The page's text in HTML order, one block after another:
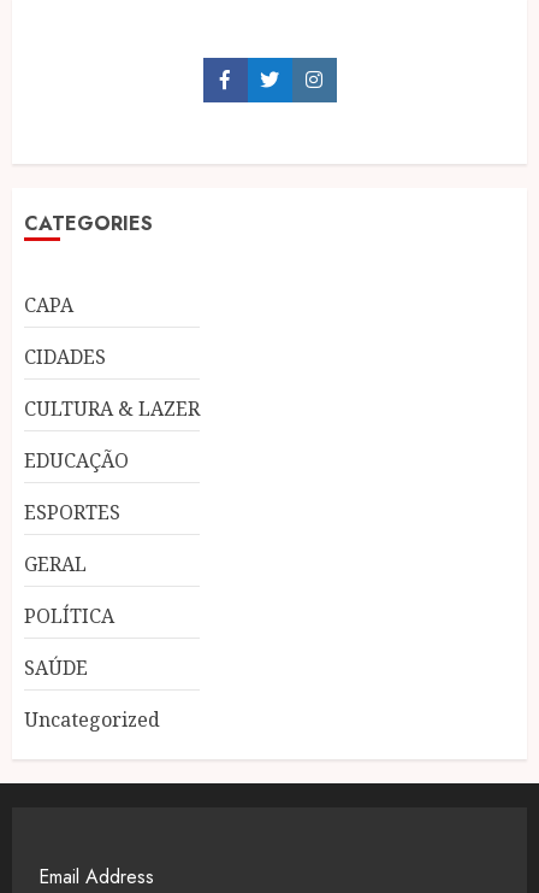
FacebookTwitterInstagram
CATEGORIES
CAPA
CIDADES
CULTURA & LAZER
EDUCAÇÃO
ESPORTES
GERAL
POLÍTICA
SAÚDE
Uncategorized